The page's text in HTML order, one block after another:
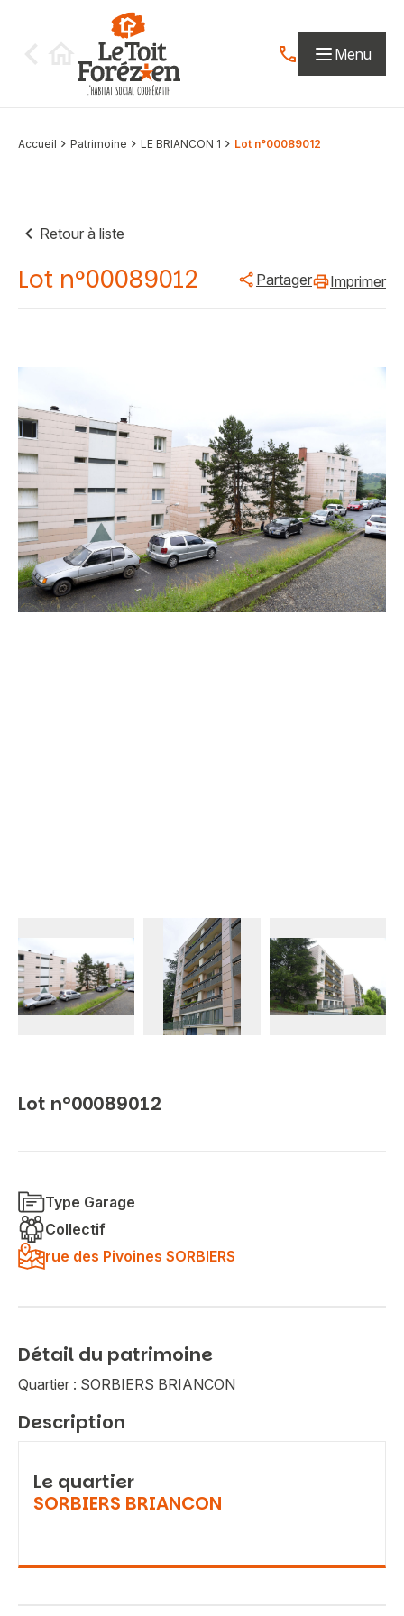
Contactez-nous
Menu
Accueil Patrimoine LE BRIANCON 1 Lot n°00089012
Retour à liste
Lot n°00089012 Partager Imprimer
Lot n°00089012
Type Garage
Collectif
rue des Pivoines SORBIERS
Détail du patrimoine
Quartier : SORBIERS BRIANCON
Description
Le quartier
SORBIERS BRIANCON